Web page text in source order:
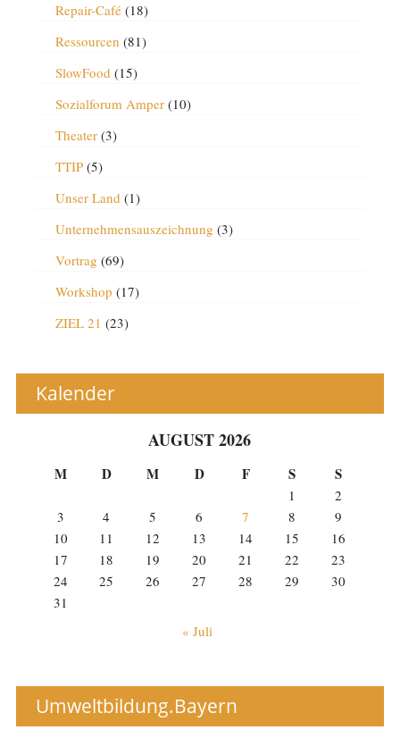
Repair-Café(18)
Ressourcen (81)
SlowFood (15)
Sozialforum Amper(10)
Theater(3)
TTIP(5)
Unser Land (1)
Unternehmensauszeichnung (3)
Vortrag (69)
Workshop (17)
ZIEL 21 (23)
Kalender
AUGUST 2026
M D M D F S S
1
2
3
4 5 6 7 8
9
10
11 12 13 14 15
16
17
18 19 20 21 22
23
24
25 26 27 28 29
30
31
« Juli
Umweltbildung.Bayern